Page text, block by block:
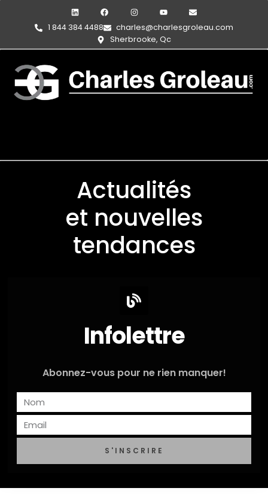
1 844 384 4488
charles@charlesgroleau.com
Sherbrooke, Qc
Actualités
et nouvelles
tendances
Infolettre
Abonnez-vous pour ne rien manquer!
S'INSCRIRE